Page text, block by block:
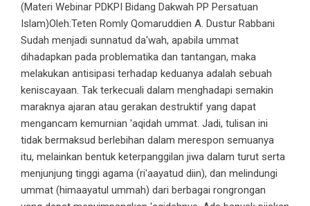
(Materi Webinar PDKPI Bidang Dakwah PP Persatuan
Islam)Oleh:Teten Romly Qomaruddien A. Dustur Rabbani
Sudah menjadi sunnatud da'wah, apabila ummat
dihadapkan pada problematika dan tantangan, maka
melakukan antisipasi terhadap keduanya adalah sebuah
keniscayaan. Tak terkecuali dalam menghadapi semakin
maraknya ajaran atau gerakan destruktif yang dapat
mengancam kemurnian 'aqidah ummat. Jadi, tulisan ini
tidak bermaksud berlebihan dalam merespon semuanya
itu, melainkan bentuk keterpanggilan jiwa dalam turut serta
menjunjung tinggi agama (ri'aayatud diin), dan melindungi
ummat (himaayatul ummah) dari berbagai rongrongan